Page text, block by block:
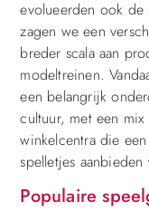
evolueerden ook
zagen we een
breder scala aan
modeltreinen.
een belangrijk
cultuur, met een
winkelcentra die
spelletjes
Populaire